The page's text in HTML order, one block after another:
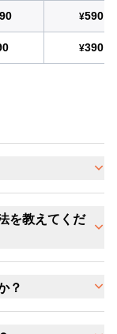
¥590
¥390
を教えてくだ
？